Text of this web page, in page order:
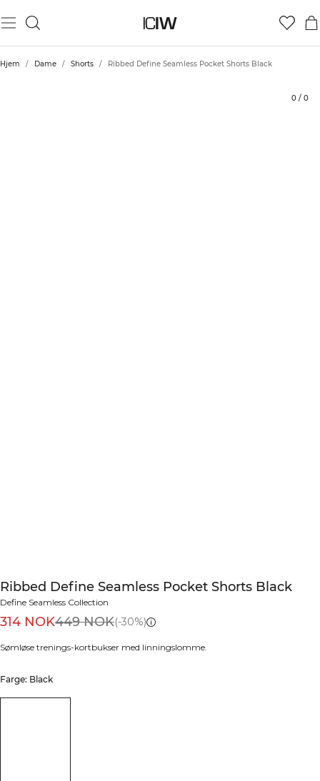
Hjem / Dame / Shorts / Ribbed Define Seamless Pocket Shorts Black
0 / 0
Ribbed Define Seamless Pocket Shorts Black
Define Seamless Collection
314 NOK449 NOK(-30%)
Sømløse trenings-kortbukser med linningslomme.
Farge: Black